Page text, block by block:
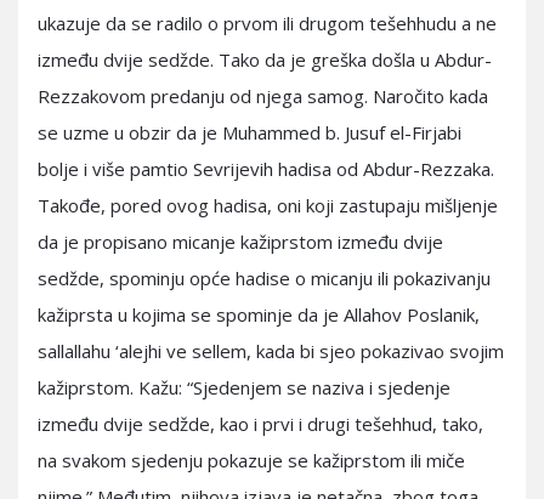
ukazuje da se radilo o prvom ili drugom tešehhudu a ne
između dvije sedžde. Tako da je greška došla u Abdur-
Rezzakovom predanju od njega samog. Naročito kada
se uzme u obzir da je Muhammed b. Jusuf el-Firjabi
bolje i više pamtio Sevrijevih hadisa od Abdur-Rezzaka.
Takođe, pored ovog hadisa, oni koji zastupaju mišljenje
da je propisano micanje kažiprstom između dvije
sedžde, spominju opće hadise o micanju ili pokazivanju
kažiprsta u kojima se spominje da je Allahov Poslanik,
sallallahu ‘alejhi ve sellem, kada bi sjeo pokazivao svojim
kažiprstom. Kažu: “Sjedenjem se naziva i sjedenje
između dvije sedžde, kao i prvi i drugi tešehhud, tako,
na svakom sjedenju pokazuje se kažiprstom ili miče